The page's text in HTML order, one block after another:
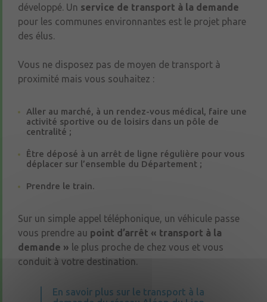
développé. Un service de transport à la demande
pour les communes environnantes est le projet phare
des élus.
Vous ne disposez pas de moyen de transport à
proximité mais vous souhaitez :
Aller au marché, à un rendez-vous médical, faire une
activité sportive ou de loisirs dans un pôle de
centralité ;
Être déposé à un arrêt de ligne régulière pour vous
déplacer sur l’ensemble du Département ;
Prendre le train.
Sur un simple appel téléphonique, un véhicule passe
vous prendre au point d’arrêt « transport à la
demande » le plus proche de chez vous et vous
conduit à votre destination.
En savoir plus sur le transport à la